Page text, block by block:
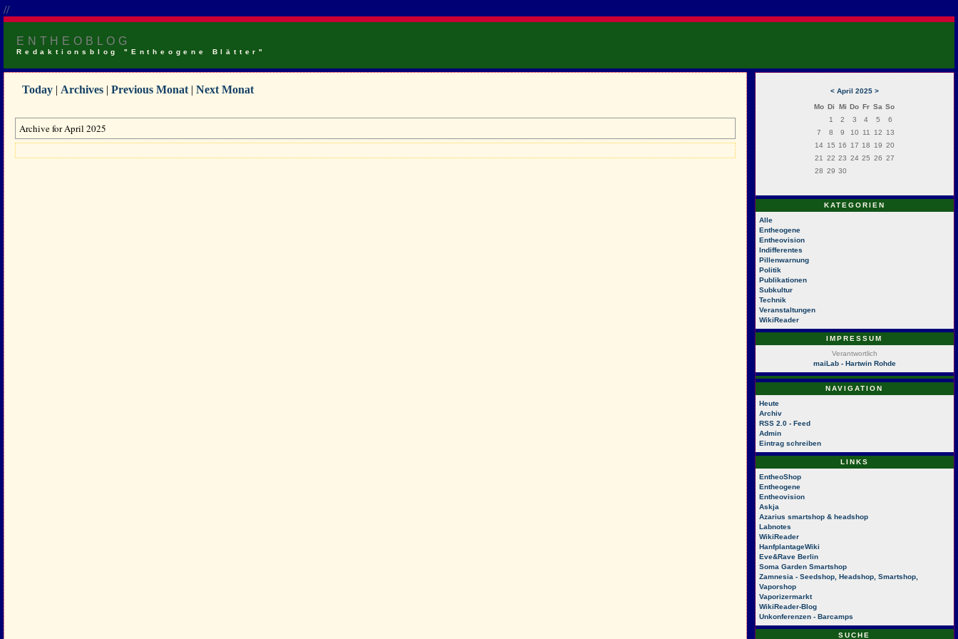
//
ENTHEOBLOG
Redaktionsblog "Entheogene Blätter"
Today | Archives | Previous Monat | Next Monat
Archive for April 2025
< April 2025 >
Mo Di Mi Do Fr Sa So
1
2 3 4 5
6
7
8 9 10 11 12
13
14 15 16 17 18 19 20
21
22 23 24 25 26 27
28 29 30
KATEGORIEN
Alle
Entheogene
Entheovision
Indifferentes
Pillenwarnung
Politik
Publikationen
Subkultur
Technik
Veranstaltungen
WikiReader
IMPRESSUM
Verantwortlich
maiLab - Hartwin Rohde
NAVIGATION
Heute
Archiv
RSS 2.0 - Feed
Admin
Eintrag schreiben
LINKS
EntheoShop
Entheogene
Entheovision
Askja
Azarius smartshop & headshop
Labnotes
WikiReader
HanfplantageWiki
Eve&Rave Berlin
Soma Garden Smartshop
Zamnesia - Seedshop, Headshop, Smartshop,
Vaporshop
Vaporizermarkt
WikiReader-Blog
Unkonferenzen - Barcamps
SUCHE